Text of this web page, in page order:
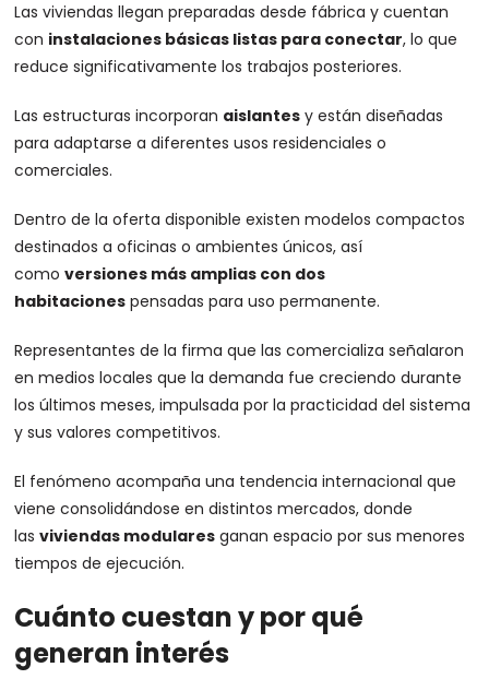
Las viviendas llegan preparadas desde fábrica y cuentan
con instalaciones básicas listas para conectar, lo que
reduce significativamente los trabajos posteriores.
Las estructuras incorporan aislantes y están diseñadas
para adaptarse a diferentes usos residenciales o
comerciales.
Dentro de la oferta disponible existen modelos compactos
destinados a oficinas o ambientes únicos, así
comoversiones más amplias con dos
habitaciones pensadas para uso permanente.
Representantes de la firma que las comercializa señalaron
en medios locales que la demanda fue creciendo durante
los últimos meses, impulsada por la practicidad del sistema
y sus valores competitivos.
El fenómeno acompaña una tendencia internacional que
viene consolidándose en distintos mercados, donde
lasviviendas modulares ganan espacio por sus menores
tiempos de ejecución.
Cuánto cuestan y por qué
generan interés